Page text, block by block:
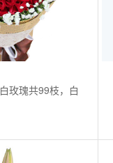
玫瑰共99枝，白